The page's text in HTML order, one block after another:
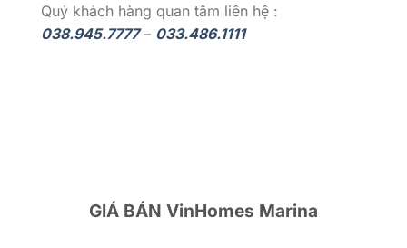
Quý khách hàng quan tâm liên hệ :
038.945.7777– 033.486.1111
GIÁ BÁN VinHomes Marina